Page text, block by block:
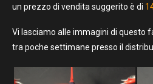
un prezzo di vendita suggerito è di
Vi lasciamo alle immagini di questo
tra poche settimane presso il